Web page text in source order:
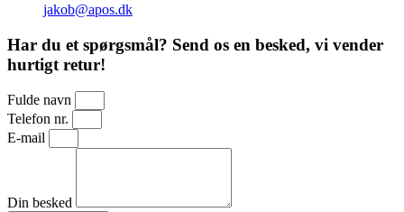
jakob@apos.dk
Har du et spørgsmål? Send os en besked, vi vender
hurtigt retur!
Fulde navn
Telefon nr.
E-mail
Din besked